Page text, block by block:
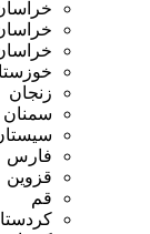
زنجان
سمنان
فارس
قزوین
قم